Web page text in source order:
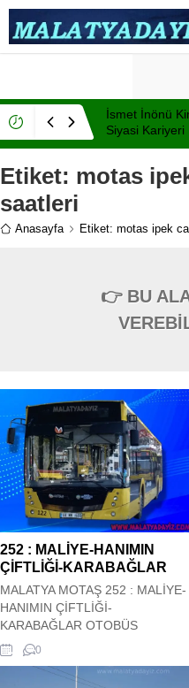
İsmet İnönü
Siyasi Kariyeri
Etiket: motas
saatleri
Anasayfa Etiket: motas ipek
👉 BU
252 : MALİYE-HANIMIN
ÇİFTLİĞİ-KARABAĞLAR
MALATYA MOTAŞ 252 : MALİYE-
HANIMIN ÇİFTLİĞİ-
KARABAĞLAR OTOBÜS
HAREKET SAATLERİ Malatya
Motaş Şehir içi 252 : MALİYE-
HANIMIN ÇİFTLİĞİ-
0